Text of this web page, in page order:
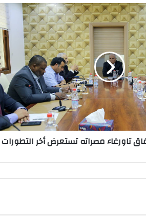
تاورغاء مصراته تستعرض أخر التطورات